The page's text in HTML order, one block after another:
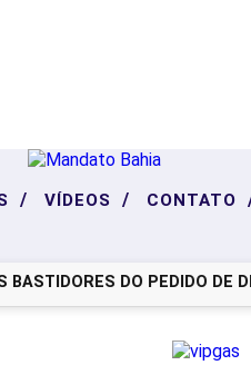
/ VÍDEOS / CONTATO
DO PEDIDO DE